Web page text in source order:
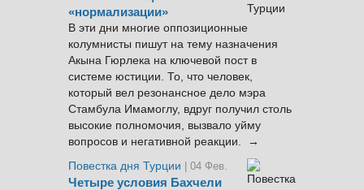
«нормализации»
В эти дни многие оппозиционные
колумнисты пишут на тему назначения
Акына Гюрлека на ключевой пост в
системе юстиции. То, что человек,
который вел резонансное дело мэра
Стамбула Имамоглу, вдруг получил столь
высокие полномочия, вызвало уйму
вопросов и негативной реакции. →
Повестка дня Турции
| 04 Фев.
Четыре условия Бахчели